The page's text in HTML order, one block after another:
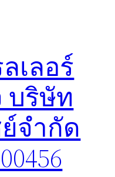
เลอร์
บริษัท
จำกัด